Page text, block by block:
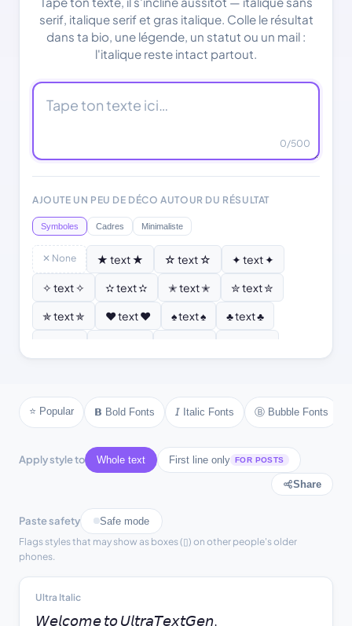
serif, italique serif et gras italique. Colle le résultat
dans ta bio, une légende, un statut ou un mail :
l'italique reste intact partout.
0/500
AJOUTE UN PEU DE DÉCO AUTOUR DU RÉSULTAT
Symboles Cadres Minimaliste
✕ None ★ text ★ ☆ text ☆
✦ text ✦
✧ text ✧
✫ text ✫ ✭ text ✭
✮ text ✮
✯ text ✯
♥ text ♥ ♠ text ♠
♣ text ♣
☾ text ☾
⚜ text ⚜ ⚓ text ⚓
♪ text ♪
♫ text ♫
⚘ text ⚘
⭐ Popular 𝗕 Bold Fonts 𝘐 Italic Fonts Ⓑ Bubble Fonts
Apply style to Whole text First line only FOR POSTS
Share
Paste safety
Safe mode
Flags styles that may show as boxes (▯) on other people's older
phones.
Ultra Italic
𝘞𝘦𝘭𝘤𝘰𝘮𝘦 𝘵𝘰 𝘜𝘭𝘵𝘳𝘢𝘛𝘦𝘹𝘵𝘎𝘦𝘯.